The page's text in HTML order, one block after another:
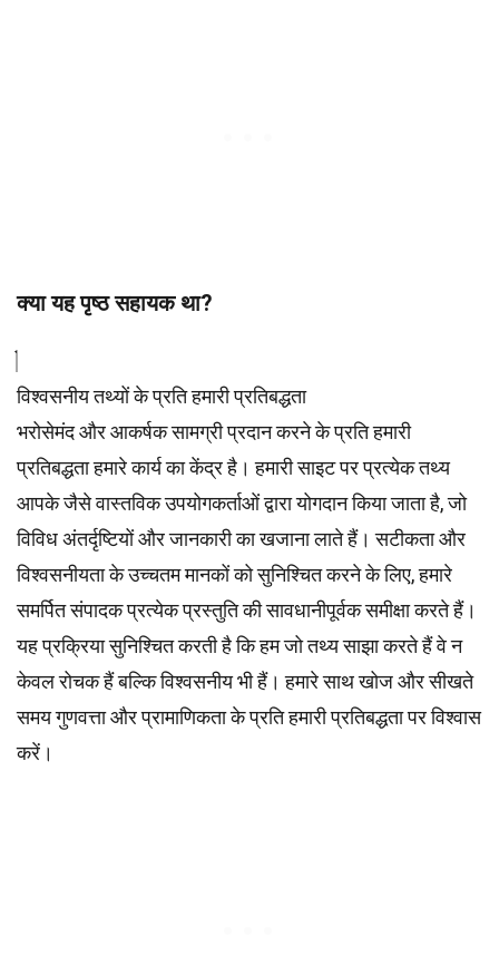
क्या यह पृष्ठ सहायक था?
विश्वसनीय तथ्यों के प्रति हमारी प्रतिबद्धता
भरोसेमंद और आकर्षक सामग्री प्रदान करने के प्रति हमारी
प्रतिबद्धता हमारे कार्य का केंद्र है। हमारी साइट पर प्रत्येक तथ्य
आपके जैसे वास्तविक उपयोगकर्ताओं द्वारा योगदान किया जाता है, जो
विविध अंतर्दृष्टियों और जानकारी का खजाना लाते हैं। सटीकता और
विश्वसनीयता के उच्चतममानकोंको सुनिश्चित करने के लिए, हमारे
समर्पितसंपादकप्रत्येक प्रस्तुति की सावधानीपूर्वक समीक्षा करते हैं।
यह प्रक्रिया सुनिश्चित करती है कि हम जो तथ्य साझा करते हैं वे न
केवल रोचक हैं बल्कि विश्वसनीय भी हैं। हमारे साथ खोज और सीखते
समय गुणवत्ता और प्रामाणिकता के प्रति हमारी प्रतिबद्धता पर विश्वास
करें।